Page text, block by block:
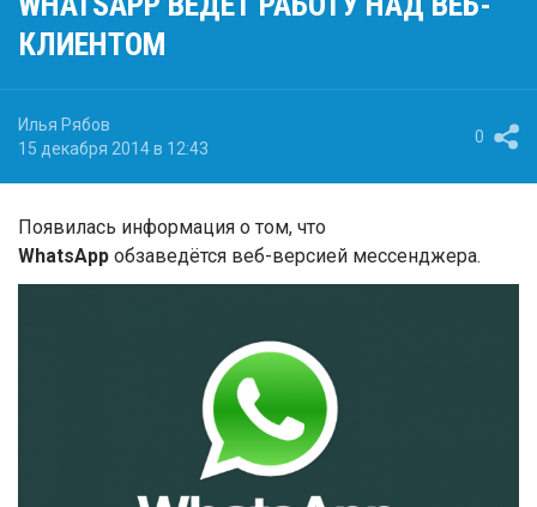
КЛИЕНТОМ
Илья Рябов
15 декабря 2014 в 12:43
0
Появилась информация о том, что
WhatsApp обзаведётся веб-версией мессенджера.